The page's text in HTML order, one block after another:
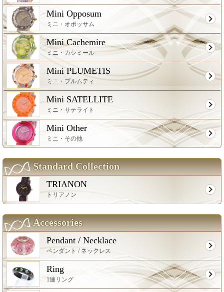
Mini Opposum
ミニ・オポッサム
Mini Cachemire
ミニ・カシミール
Mini PLUMETIS
ミニ・プルムティ
Mini SATELLITE
ミニ・サテライト
Mini Other
ミニ・その他
Standard Collection
TRIANON
トリアノン
Accessories
Pendant / Necklace
ペンダント / ネックレス
Ring
1連リング